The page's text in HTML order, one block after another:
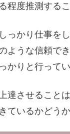
程度推測する
っかり仕事を
ような信頼で
かりと行って
達させること
ているかどう